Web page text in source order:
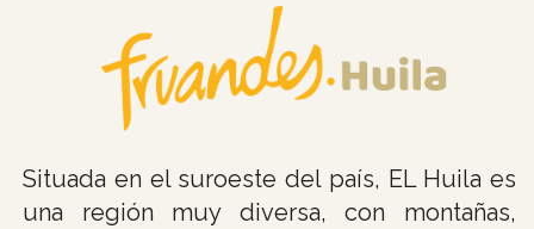
Situada en el suroeste del país, EL Huila es
una región muy diversa, con montañas,